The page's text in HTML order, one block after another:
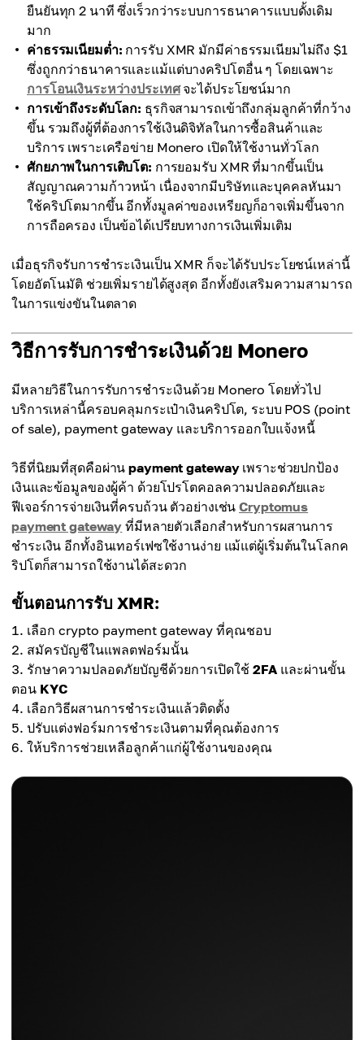
ยืนยันทุก 2 นาที ซึ่งเร็วกว่าระบบการธนาคารแบบดั้งเดิม
มาก
ค่าธรรมเนียมต่ำ: การรับ XMR มักมีค่าธรรมเนียมไม่ถึง $1
ซึ่งถูกกว่าธนาคารและแม้แต่บางคริปโตอื่น ๆ โดยเฉพาะ
การโอนเงินระหว่างประเทศจะได้ประโยชน์มาก
การเข้าถึงระดับโลก: ธุรกิจสามารถเข้าถึงกลุ่มลูกค้าที่กว้าง
ขึ้น รวมถึงผู้ที่ต้องการใช้เงินดิจิทัลในการซื้อสินค้าและ
บริการ เพราะเครือข่าย Monero เปิดให้ใช้งานทั่วโลก
ศักยภาพในการเติบโต: การยอมรับ XMR ที่มากขึ้นเป็น
สัญญาณความก้าวหน้า เนื่องจากมีบริษัทและบุคคลหันมา
ใช้คริปโตมากขึ้น อีกทั้งมูลค่าของเหรียญก็อาจเพิ่มขึ้นจาก
การถือครอง เป็นข้อได้เปรียบทางการเงินเพิ่มเติม
เมื่อธุรกิจรับการชำระเงินเป็น XMR ก็จะได้รับประโยชน์เหล่านี้
โดยอัตโนมัติ ช่วยเพิ่มรายได้สูงสุด อีกทั้งยังเสริมความสามารถ
ในการแข่งขันในตลาด
วิธีการรับการชำระเงินด้วย Monero
มีหลายวิธีในการรับการชำระเงินด้วย Monero โดยทั่วไป
บริการเหล่านี้ครอบคลุมกระเป๋าเงินคริปโต, ระบบ POS (point
of sale), payment gateway และบริการออกใบแจ้งหนี้
วิธีที่นิยมที่สุดคือผ่านpayment gatewayเพราะช่วยปกป้อง
เงินและข้อมูลของผู้ค้า ด้วยโปรโตคอลความปลอดภัยและ
ฟีเจอร์การจ่ายเงินที่ครบถ้วน ตัวอย่างเช่นCryptomus
payment gateway ที่มีหลายตัวเลือกสำหรับการผสานการ
ชำระเงิน อีกทั้งอินเทอร์เฟซใช้งานง่าย แม้แต่ผู้เริ่มต้นในโลกค
ริปโตก็สามารถใช้งานได้สะดวก
ขั้นตอนการรับ XMR:
เลือก crypto payment gateway ที่คุณชอบ
สมัครบัญชีในแพลตฟอร์มนั้น
รักษาความปลอดภัยบัญชีด้วยการเปิดใช้ 2FA และผ่านขั้น
ตอน KYC
เลือกวิธีผสานการชำระเงินแล้วติดตั้ง
ปรับแต่งฟอร์มการชำระเงินตามที่คุณต้องการ
ให้บริการช่วยเหลือลูกค้าแก่ผู้ใช้งานของคุณ